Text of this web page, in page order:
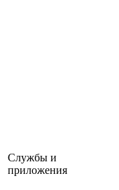
Службы и
приложения